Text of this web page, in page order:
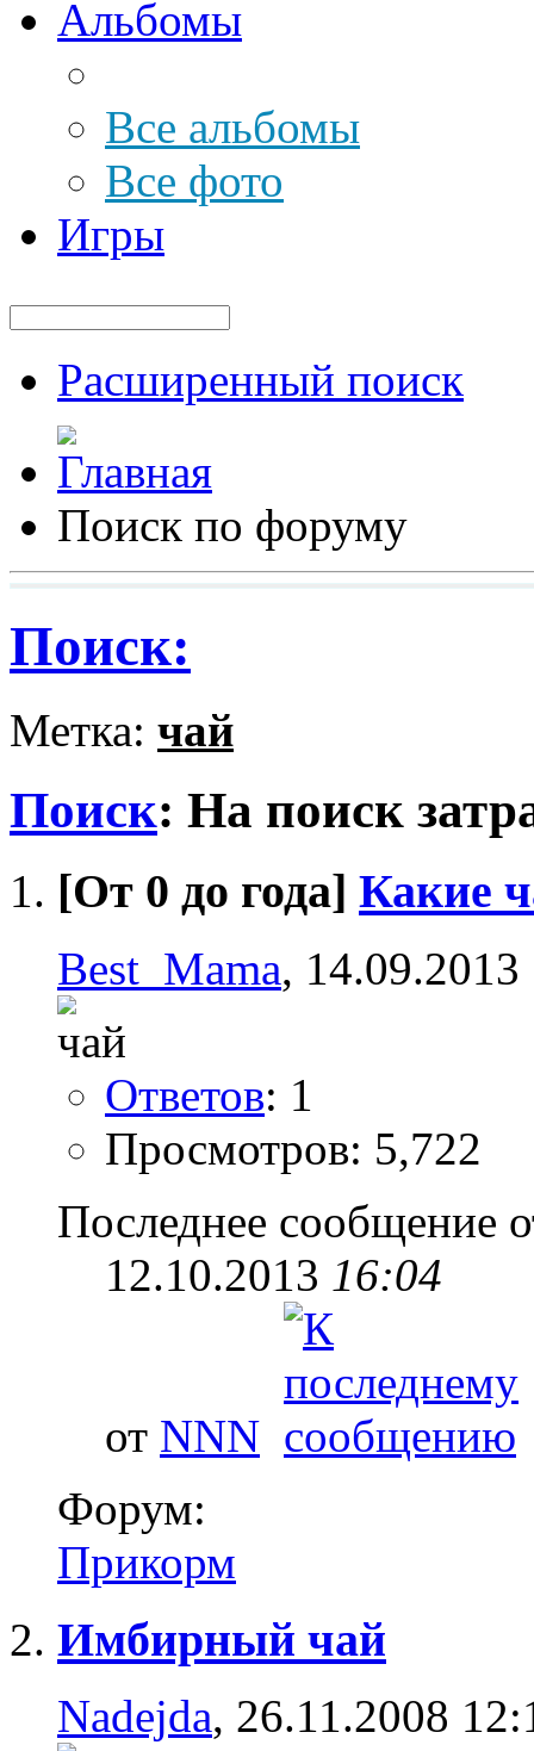
Альбомы
Все альбомы
Все фото
Игры
Расширенный поиск
Поиск по форуму
Поиск:
Метка: чай
Поиск: На поиск
[От 0 до года] Какие
Best_Mama, 14.09.2013
Ответов: 1
Просмотров: 5,722
Последнее сообщение
12.10.2013 16:04
от NNN
Форум:
Прикорм
Имбирный чай
Nadejda, 26.11.2008